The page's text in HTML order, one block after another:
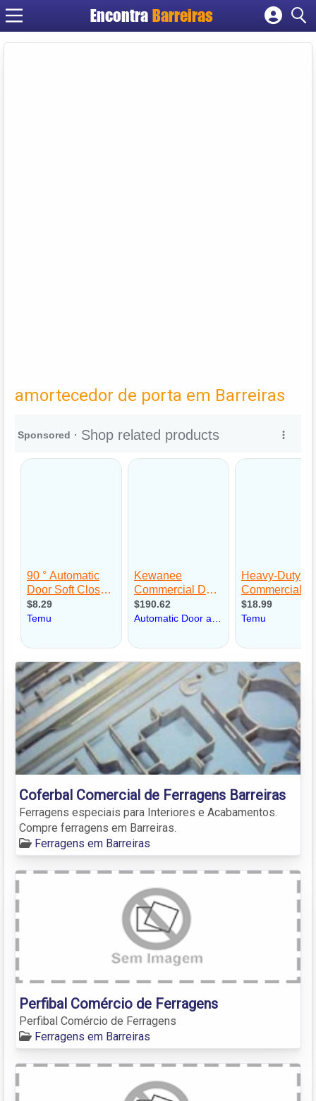
EncontraBarreiras
Cadastrar empresa
amortecedor de porta em Barreiras
Coferbal Comercial de Ferragens Barreiras
Ferragens especiais para Interiores e Acabamentos.
Compre ferragens em Barreiras.
Ferragens em Barreiras
Perfibal Comércio de Ferragens
Perfibal Comércio de Ferragens
Ferragens em Barreiras